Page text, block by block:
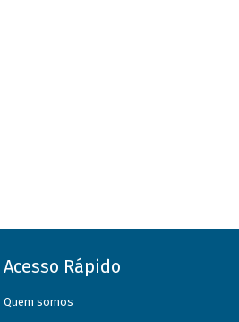
Acesso Rápido
Quem somos